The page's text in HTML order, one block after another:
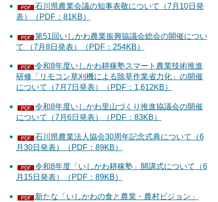
石川県農業会議の知事表敬について（7月10日発
表）（PDF：81KB）
第51回いしかわ農業振興協議会総会の開催につい
て （7月8日発表）（PDF：254KB）
令和8年度いしかわ耕稼塾スマート農業技術推進
研修「リモコン草刈機による除草作業省力化」の開催
について（7月7日発表）（PDF：1,612KB）
令和8年度いしかわ里山づくり推進協議会の開催
について（7月6日発表）（PDF：83KB）
石川県農業法人協会30周年記念式典について（6
月30日発表）（PDF：89KB）
令和8年度「いしかわ耕稼塾」開講式について（6
月15日発表）（PDF：89KB）
新たな「いしかわの食と農業・農村ビジョン」